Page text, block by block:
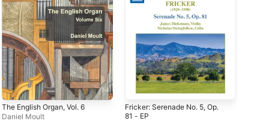
The English Organ, Vol. 6
Daniel Moult
Fricker: Serenade No. 5, Op.
81 - EP